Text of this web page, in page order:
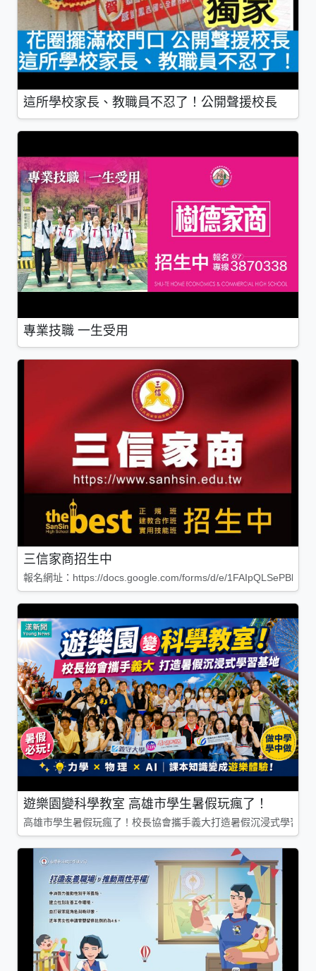
這所學校家長、教職員不忍了！公開聲援校長
專業技職 一生受用
三信家商招生中
報名網址：https://docs.google.com/forms/d/e/
遊樂園變科學教室 高雄市學生暑假玩瘋了！
高雄市學生暑假玩瘋了！校長協會攜手義大打造暑假沉浸式學習基